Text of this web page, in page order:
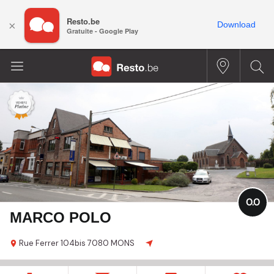
MARCO POLO
Rue Ferrer104bis 7080 MONS
0.0
× Resto.be
Gratuite - Google Play
Download